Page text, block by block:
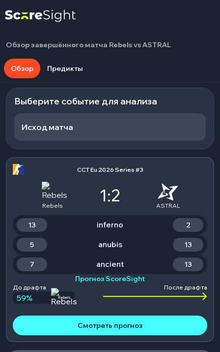
Обзор завершённого матча Rebels vs ASTRAL
Обзор Предикты
Выберите событие для анализа
Исход матча
CCT Eu 2026 Series #3
Rebels
1:2
ASTRAL
13 inferno 2
5 anubis 13
7 ancient
13
Прогноз ScoreSight
До драфта После драфта
59% Rebels
Смотреть прогноз